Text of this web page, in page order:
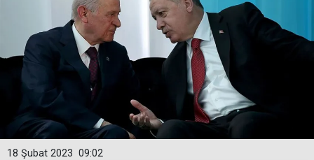
09:02
18 Şubat 2023